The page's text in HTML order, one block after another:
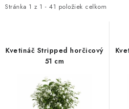
KNIŽNICE A REGÁLY
KONFERENČNÉ STOLÍKY
SVIETIDLÁ
i
r
Stránka 1 z 1 - 41 položiek celkom
e
e
Kvetináč Stripped horčicový
51 cm